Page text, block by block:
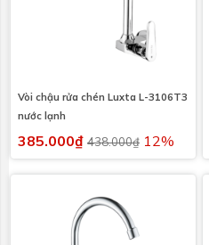
Vòi chậu rửa chén Luxta L-3106T3
nước lạnh
385.000₫ 438.000₫ 12%